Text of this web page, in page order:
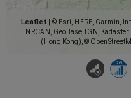
Leaflet
© Esri, HERE, Garmin,
NRCAN, GeoBase, IGN,
(Hong Kong), ©